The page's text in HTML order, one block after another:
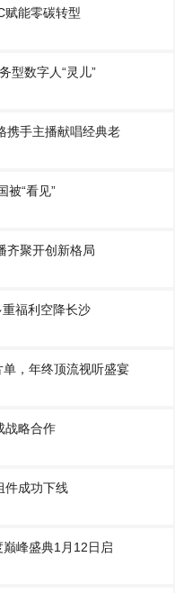
赋能零碳转型
型数字人“灵儿”
携手主播献唱经典老
被“看见”
齐聚开创新格局
重福利空降长沙
，年终顶流视听盛宴
战略合作
件成功下线
峰盛典1月12日启